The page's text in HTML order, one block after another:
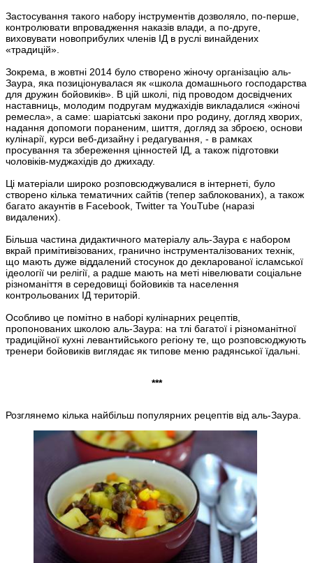
Застосування такого набору інструментів дозволяло, по-перше,
контролювати впровадження наказів влади, а по-друге,
виховувати новоприбулих членів ІД в руслі винайдених
«традицій».
Зокрема, в жовтні 2014 було створено жіночу організацію аль-
Заура, яка позиціонувалася як «школа домашнього господарства
для дружин бойовиків». В цій школі, під проводом досвідчених
наставниць, молодим подругам муджахідів викладалися «жіночі
ремесла», а саме: шаріатські закони про родину, догляд хворих,
надання допомоги пораненим, шиття, догляд за зброєю, основи
кулінарії, курси веб-дизайну і редагування, - в рамках
просування та збереження цінностей ІД, а також підготовки
чоловіків-муджахідів до джихаду.
Ці матеріали широко розповсюджувалися в інтернеті, було
створено кілька тематичних сайтів (тепер заблокованих), а також
багато акаунтів в Facebook, Twitter та YouTube (наразі
видалених).
Більша частина дидактичного матеріалу аль-Заура є набором
вкрай примітивізованих, гранично інструменталізованих технік,
що мають дуже віддалений стосунок до декларованої ісламської
ідеології чи релігії, а радше мають на меті нівелювати соціальне
різноманіття в середовищі бойовиків та населення
контрольованих ІД територій.
Особливо це помітно в наборі кулінарних рецептів,
пропонованих школою аль-Заура: на тлі багатої і різноманітної
традиційної кухні левантийського регіону те, що розповсюджують
тренери бойовиків виглядає як типове меню радянської їдальні.
***
Розглянемо кілька найбільш популярних рецептів від аль-Заура.